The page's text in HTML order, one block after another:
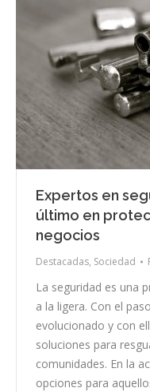
Expertos en
último en
negocios
Destacadas, Sociedad
La seguridad es una
a la ligera. Con el
evolucionado y con
soluciones para
comunidades. En la
opciones para